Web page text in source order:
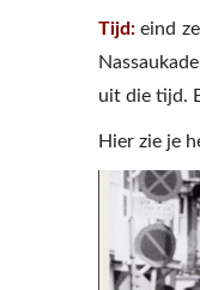
Tijd: eind
uit die tijd.
Hier zie je